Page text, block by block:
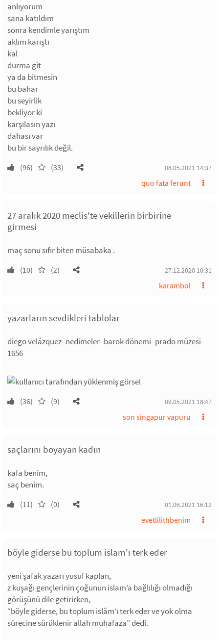
anlıyorum
sana katıldım
sonra kendimle yarıştım
aklım karıştı
kal
durma git
ya da bitmesin
bu bahar
bu seyirlik
bekliyor ki
karşılasın yazı
dahası var
bu bir sayrılık değil.
(96) (33) 08.05.2021 14:37
quo fata ferunt
27 aralık 2020 meclis'te vekillerin birbirine
girmesi
maç sonu sıfır biten müsabaka .
(10) (2) 27.12.2020 10:31
karambol
yazarların sevdikleri tablolar
diego velázquez- nedimeler- barok dönemi- prado müzesi-
1656
(36) (9) 09.05.2021 18:47
son singapur vapuru
saçlarını boyayan kadın
kafa benim,
saç benim.
(11) (0) 01.06.2021 16:12
evetlilithbenim
böyle giderse bu toplum islam'ı terk eder
yeni şafak yazarı yusuf kaplan,
z kuşağı gençlerinin çoğunun islam’a bağlılığı olmadığı
görüşünü dile getirirken,
“böyle giderse, bu toplum islâm’ı terk eder ve yok olma
sürecine sürüklenir allah muhafaza” dedi.